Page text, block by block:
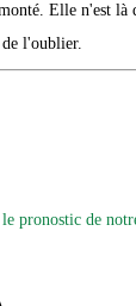
Elle n'est là
de l'oublier.
pronostic de